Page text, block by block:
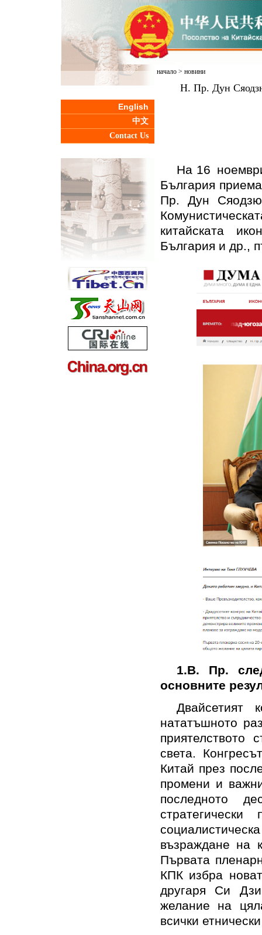
English
中文
Contact Us
начало> новини
Н. Пр. Дун
На 16
България
Пр. Дун
китайската
България и др.,
1.В. Пр.
основните
нататъшното
приятелството
света.
Китай през
промени и
последното
възраждане на
Първата
КПК избра
другаря Си
желание на
всички